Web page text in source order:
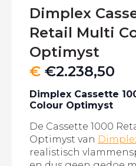
Dimplex
Retail Multi
Optimyst
€ €2.238,50
Dimplex Cassette
Colour Optimyst
De Cassette 1000
Optimyst van
realistisch